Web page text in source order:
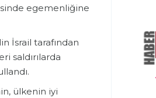
egemenliğine
İsrail tarafından
saldırılarda
ülkenin iyi